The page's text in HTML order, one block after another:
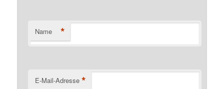
Name *
E-Mail-Adresse *